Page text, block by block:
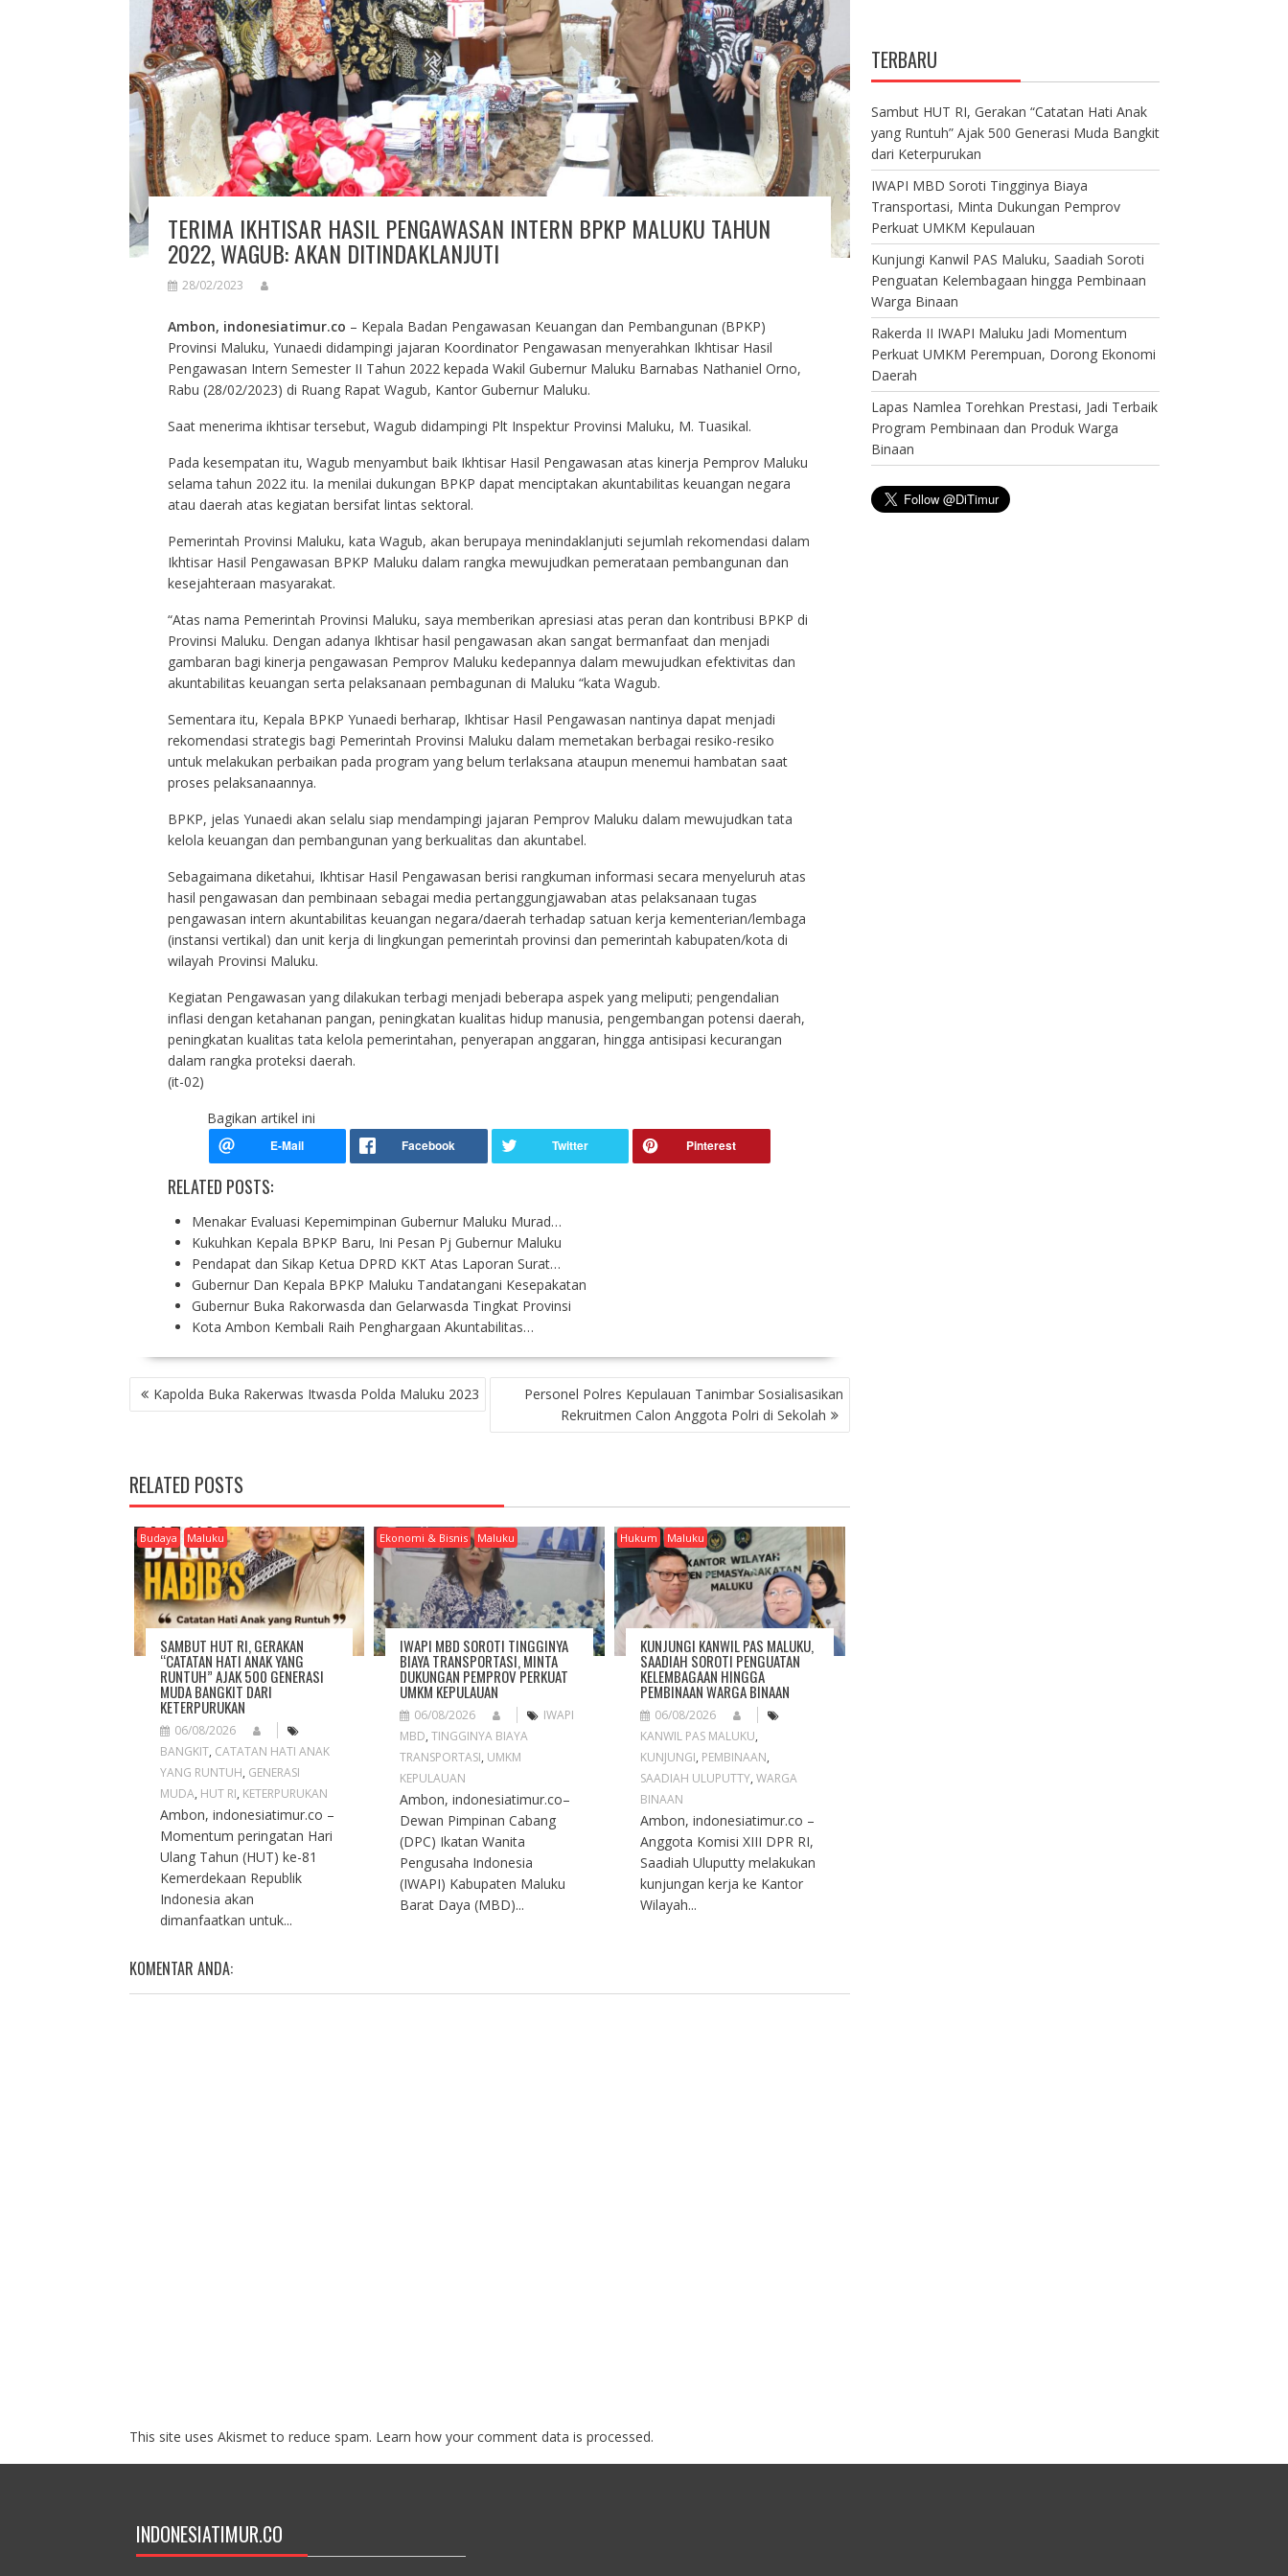
TERIMA IKHTISAR HASIL PENGAWASAN INTERN BPKP MALUKU TAHUN
2022, WAGUB: AKAN DITINDAKLANJUTI
28/02/2023
Ambon, indonesiatimur.co – Kepala Badan Pengawasan Keuangan dan Pembangunan (BPKP)
Provinsi Maluku, Yunaedi didampingi jajaran Koordinator Pengawasan menyerahkan Ikhtisar Hasil
Pengawasan Intern Semester II Tahun 2022 kepada Wakil Gubernur Maluku Barnabas Nathaniel Orno,
Rabu (28/02/2023) di Ruang Rapat Wagub, Kantor Gubernur Maluku.
Saat menerima ikhtisar tersebut, Wagub didampingi Plt Inspektur Provinsi Maluku, M. Tuasikal.
Pada kesempatan itu, Wagub menyambut baik Ikhtisar Hasil Pengawasan atas kinerja Pemprov Maluku
selama tahun 2022 itu. Ia menilai dukungan BPKP dapat menciptakan akuntabilitas keuangan negara
atau daerah atas kegiatan bersifat lintas sektoral.
Pemerintah Provinsi Maluku, kata Wagub, akan berupaya menindaklanjuti sejumlah rekomendasi dalam
Ikhtisar Hasil Pengawasan BPKP Maluku dalam rangka mewujudkan pemerataan pembangunan dan
kesejahteraan masyarakat.
“Atas nama Pemerintah Provinsi Maluku, saya memberikan apresiasi atas peran dan kontribusi BPKP di
Provinsi Maluku. Dengan adanya Ikhtisar hasil pengawasan akan sangat bermanfaat dan menjadi
gambaran bagi kinerja pengawasan Pemprov Maluku kedepannya dalam mewujudkan efektivitas dan
akuntabilitas keuangan serta pelaksanaan pembagunan di Maluku “kata Wagub.
Sementara itu, Kepala BPKP Yunaedi berharap, Ikhtisar Hasil Pengawasan nantinya dapat menjadi
rekomendasi strategis bagi Pemerintah Provinsi Maluku dalam memetakan berbagai resiko-resiko
untuk melakukan perbaikan pada program yang belum terlaksana ataupun menemui hambatan saat
proses pelaksanaannya.
BPKP, jelas Yunaedi akan selalu siap mendampingi jajaran Pemprov Maluku dalam mewujudkan tata
kelola keuangan dan pembangunan yang berkualitas dan akuntabel.
Sebagaimana diketahui, Ikhtisar Hasil Pengawasan berisi rangkuman informasi secara menyeluruh atas
hasil pengawasan dan pembinaan sebagai media pertanggungjawaban atas pelaksanaan tugas
pengawasan intern akuntabilitas keuangan negara/daerah terhadap satuan kerja kementerian/lembaga
(instansi vertikal) dan unit kerja di lingkungan pemerintah provinsi dan pemerintah kabupaten/kota di
wilayah Provinsi Maluku.
Kegiatan Pengawasan yang dilakukan terbagi menjadi beberapa aspek yang meliputi; pengendalian
inflasi dengan ketahanan pangan, peningkatan kualitas hidup manusia, pengembangan potensi daerah,
peningkatan kualitas tata kelola pemerintahan, penyerapan anggaran, hingga antisipasi kecurangan
dalam rangka proteksi daerah.
(it-02)
Bagikan artikel ini
RELATED POSTS:
Menakar Evaluasi Kepemimpinan Gubernur Maluku Murad…
Kukuhkan Kepala BPKP Baru, Ini Pesan Pj Gubernur Maluku
Pendapat dan Sikap Ketua DPRD KKT Atas Laporan Surat…
Gubernur Dan Kepala BPKP Maluku Tandatangani Kesepakatan
Gubernur Buka Rakorwasda dan Gelarwasda Tingkat Provinsi
Kota Ambon Kembali Raih Penghargaan Akuntabilitas…
P
O
N
A
V
G
A
T
O
N
Kapolda Buka Rakerwas Itwasda Polda Maluku 2023
Personel Polres Kepulauan Tanimbar Sosialisasikan
Rekruitmen Calon Anggota Polri di Sekolah
RELATED POSTS
Budaya Maluku
SAMBUT HUT RI, GERAKAN
“CATATAN HATI ANAK YANG
RUNTUH” AJAK 500 GENERASI
MUDA BANGKIT DARI
KETERPURUKAN
06/08/2026
BANGKIT, CATATAN HATI ANAK
YANG RUNTUH, GENERASI
MUDA, HUT RI, KETERPURUKAN
Ambon, indonesiatimur.co –
Momentum peringatan Hari
Ulang Tahun (HUT) ke-81
Kemerdekaan Republik
Indonesia akan
dimanfaatkan untuk...
Ekonomi & Bisnis Maluku
IWAPI MBD SOROTI TINGGINYA
BIAYA TRANSPORTASI, MINTA
DUKUNGAN PEMPROV PERKUAT
UMKM KEPULAUAN
06/08/2026
IWAPI
MBD,TINGGINYA BIAYA
TRANSPORTASI, UMKM
KEPULAUAN
Ambon, indonesiatimur.co–
Dewan Pimpinan Cabang
(DPC) Ikatan Wanita
Pengusaha Indonesia
(IWAPI) Kabupaten Maluku
Barat Daya (MBD)...
Hukum Maluku
KUNJUNGI KANWIL PAS MALUKU,
SAADIAH SOROTI PENGUATAN
KELEMBAGAAN HINGGA
PEMBINAAN WARGA BINAAN
06/08/2026
KANWIL PAS MALUKU,
KUNJUNGI, PEMBINAAN,
SAADIAH ULUPUTTY,WARGA
BINAAN
Ambon, indonesiatimur.co –
Anggota Komisi XIII DPR RI,
Saadiah Uluputty melakukan
kunjungan kerja ke Kantor
Wilayah...
KOMENTAR ANDA:
This site uses Akismet to reduce spam. Learn how your comment data is processed.
TERBARU
Sambut HUT RI, Gerakan “Catatan Hati Anak
yang Runtuh” Ajak 500 Generasi Muda Bangkit
dari Keterpurukan
IWAPI MBD Soroti Tingginya Biaya
Transportasi, Minta Dukungan Pemprov
Perkuat UMKM Kepulauan
Kunjungi Kanwil PAS Maluku, Saadiah Soroti
Penguatan Kelembagaan hingga Pembinaan
Warga Binaan
Rakerda II IWAPI Maluku Jadi Momentum
Perkuat UMKM Perempuan, Dorong Ekonomi
Daerah
Lapas Namlea Torehkan Prestasi, Jadi Terbaik
Program Pembinaan dan Produk Warga
Binaan
INDONESIATIMUR.CO